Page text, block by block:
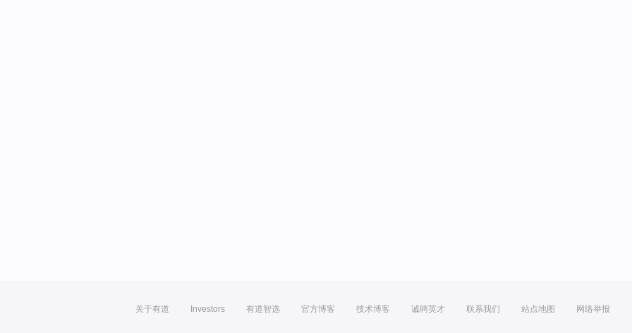
关于有道 Investors 有道智选 官方博客 技术博客 诚聘英才 联系我们 站点地图 网络举报